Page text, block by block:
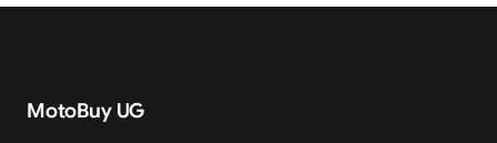
MotoBuy UG